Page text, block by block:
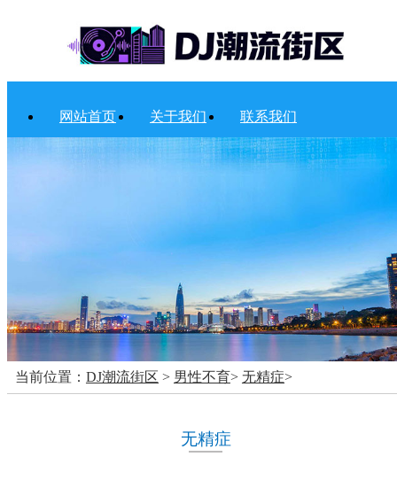
网站首页 关于我们 联系我们
当前位置： DJ潮流街区 > 男性不育> 无精症>
无精症